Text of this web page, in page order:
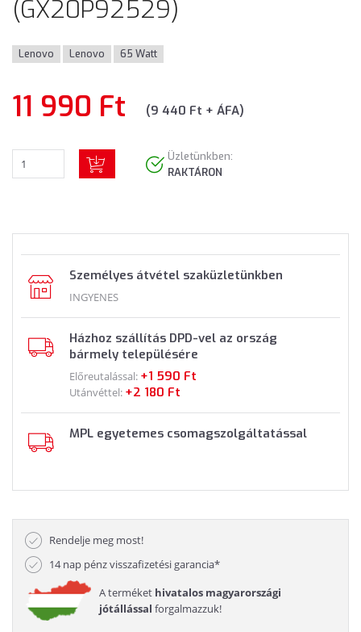
(GX20P92529)
Lenovo Lenovo 65 Watt
11 990 Ft (9 440 Ft + ÁFA)
Üzletünkben:
RAKTÁRON
Személyes átvétel szaküzletünkben
INGYENES
Házhoz szállítás DPD-vel az ország
bármely településére
Előreutalással: +1 590 Ft
Utánvéttel: +2 180 Ft
MPL egyetemes csomagszolgáltatással
Rendelje meg most!
14 nap pénz visszafizetési garancia*
A terméket hivatalos magyarországi
jótállással forgalmazzuk!